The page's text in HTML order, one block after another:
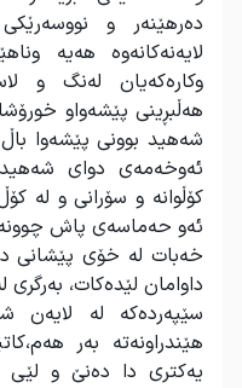
دەرهێنەر و
لایەنەكانەوە هەیە
وكارەكەیان لەنگ و
هەڵبڕینی پێشەواو
شەهید بوونی پێشەوا
ئەوخەمەی دوای شەهید
كۆڵوانە و سۆرانی و لە
ئەو حەماسەی پاش
خەبات لە خۆی پێشانی
داوامان لێدەكات،
سێپەردەكە لە لایەن
هێندراونەتە بەر
یەكتری دا دەنێ و لێی